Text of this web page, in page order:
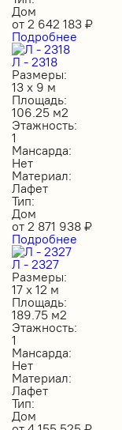
Дом
от 2 642 183 ₽
Подробнее
Л - 2318
Размеры:
13 х 9 м
Площадь:
106.25 м2
Этажность:
1
Мансарда:
Нет
Материал:
Лафет
Тип:
Дом
от 2 871 938 ₽
Подробнее
Л - 2327
Размеры:
17 х 12 м
Площадь:
189.75 м2
Этажность:
1
Мансарда:
Нет
Материал:
Лафет
Тип:
Дом